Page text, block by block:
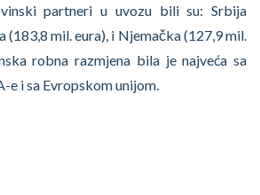
partneri u uvozu bili su: Srbija
(183,8 mil. eura), i Njemačka (127,9 mil.
robna razmjena bila je najveća sa
e i sa Evropskom unijom.